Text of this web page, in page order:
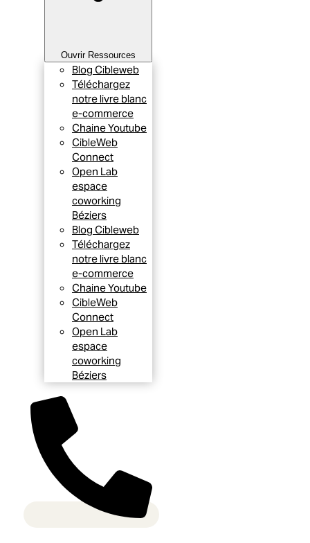
Ouvrir Ressources
Blog Cibleweb
Téléchargez
notre livre blanc
e-commerce
Chaine Youtube
CibleWeb
Connect
Open Lab
espace
coworking
Béziers
Blog Cibleweb
Téléchargez
notre livre blanc
e-commerce
Chaine Youtube
CibleWeb
Connect
Open Lab
espace
coworking
Béziers